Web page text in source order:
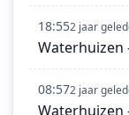
18:552 jaar
Waterhuizen
08:572 jaar
Waterhuizen